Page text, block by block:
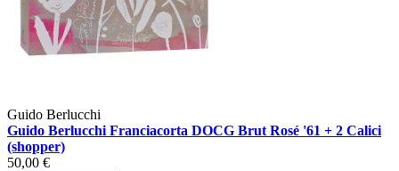
Guido Berlucchi
Guido Berlucchi Franciacorta DOCG Brut Rosé '61 + 2 Calici
(shopper)
50,00 €